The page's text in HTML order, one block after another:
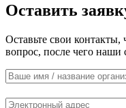
Оставить
Оставьте свои
вопрос, после чего наши